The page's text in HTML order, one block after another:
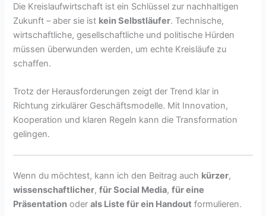
Die Kreislaufwirtschaft ist ein Schlüssel zur nachhaltigen
Zukunft – aber sie ist kein Selbstläufer. Technische,
wirtschaftliche, gesellschaftliche und politische Hürden
müssen überwunden werden, um echte Kreisläufe zu
schaffen.
Trotz der Herausforderungen zeigt der Trend klar in
Richtung zirkulärer Geschäftsmodelle. Mit Innovation,
Kooperation und klaren Regeln kann die Transformation
gelingen.
Wenn du möchtest, kann ich den Beitrag auch kürzer,
wissenschaftlicher,für Social Media,für eine
Präsentation oderals Liste für ein Handout formulieren.